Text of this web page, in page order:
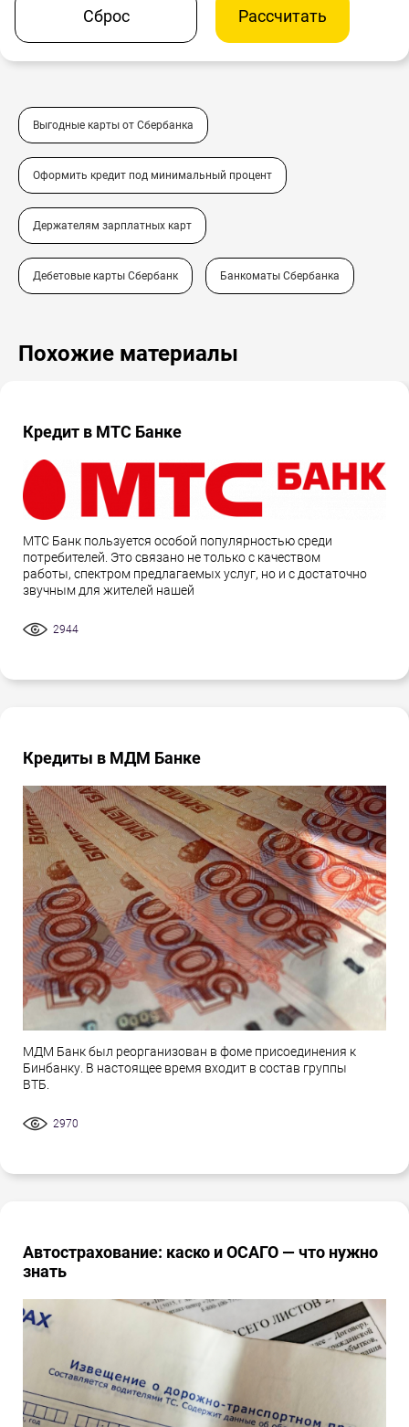
Сброс Рассчитать
Выгодные карты от Сбербанка
Оформить кредит под минимальный процент
Держателям зарплатных карт
Дебетовые карты Сбербанк Банкоматы Сбербанка
Похожие материалы
Кредит в МТС Банке
МТС Банк пользуется особой популярностью среди
потребителей. Это связано не только с качеством
работы, спектром предлагаемых услуг, но и с достаточно
звучным для жителей нашей
2944
Кредиты в МДМ Банке
МДМ Банк был реорганизован в фоме присоединения к
Бинбанку. В настоящее время входит в состав группы
ВТБ.
2970
Автострахование: каско и ОСАГО — что нужно
знать